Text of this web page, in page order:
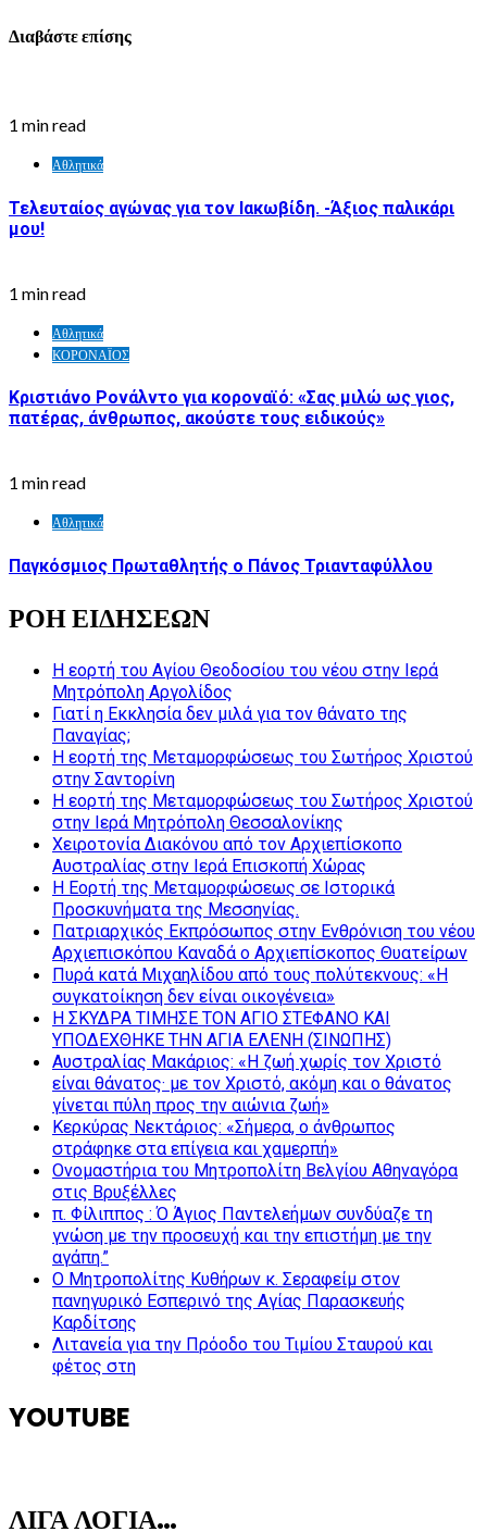
Διαβάστε επίσης
1 min read
Αθλητικά
Τελευταίος αγώνας για τον Ιακωβίδη. -Άξιος παλικάρι
μου!
1 min read
Αθλητικά
ΚΟΡΟΝΑΪΟΣ
Κριστιάνο Ρονάλντο για κοροναϊό: «Σας μιλώ ως γιος,
πατέρας, άνθρωπος, ακούστε τους ειδικούς»
1 min read
Αθλητικά
Παγκόσμιος Πρωταθλητής ο Πάνος Τριανταφύλλου
ΡΟΗ ΕΙΔΗΣΕΩΝ
Η εορτή του Αγίου Θεοδοσίου του νέου στην Ιερά
Μητρόπολη Αργολίδος
Γιατί η Εκκλησία δεν μιλά για τον θάνατο της
Παναγίας;
Η εορτή της Μεταμορφώσεως του Σωτήρος Χριστού
στην Σαντορίνη
Η εορτή της Μεταμορφώσεως του Σωτήρος Χριστού
στην Ιερά Μητρόπολη Θεσσαλονίκης
Χειροτονία Διακόνου από τον Αρχιεπίσκοπο
Αυστραλίας στην Ιερά Επισκοπή Χώρας
Η Εορτή της Μεταμορφώσεως σε Ιστορικά
Προσκυνήματα της Μεσσηνίας.
Πατριαρχικός Εκπρόσωπος στην Ενθρόνιση του νέου
Αρχιεπισκόπου Καναδά ο Αρχιεπίσκοπος Θυατείρων
Πυρά κατά Μιχαηλίδου από τους πολύτεκνους: «Η
συγκατοίκηση δεν είναι οικογένεια»
Η ΣΚΥΔΡΑ ΤΙΜΗΣΕ ΤΟΝ ΑΓΙΟ ΣΤΕΦΑΝΟ ΚΑΙ
ΥΠΟΔΕΧΘΗΚΕ ΤΗΝ ΑΓΙΑ ΕΛΕΝΗ (ΣΙΝΩΠΗΣ)
Αυστραλίας Μακάριος: «Η ζωή χωρίς τον Χριστό
είναι θάνατος· με τον Χριστό, ακόμη και ο θάνατος
γίνεται πύλη προς την αιώνια ζωή»
Κερκύρας Νεκτάριος: «Σήμερα, ο άνθρωπος
στράφηκε στα επίγεια και χαμερπή»
Ονομαστήρια του Μητροπολίτη Βελγίου Αθηναγόρα
στις Βρυξέλλες
π. Φίλιππος : Ό Άγιος Παντελεήμων συνδύαζε τη
γνώση με την προσευχή και την επιστήμη με την
αγάπη.”
Ο Μητροπολίτης Κυθήρων κ. Σεραφείμ στον
πανηγυρικό Εσπερινό της Αγίας Παρασκευής
Καρδίτσης
Λιτανεία για την Πρόοδο του Τιμίου Σταυρού και
φέτος στη
YOUTUBE
ΛΙΓΑ ΛΟΓΙΑ…